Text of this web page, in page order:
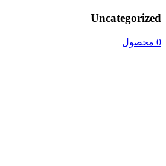
Uncategorized
0 محصول